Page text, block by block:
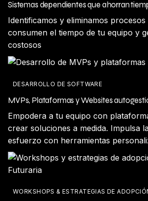
Sistemas dependientes que ahorran
Identificamos y eliminamos
consumen el tiempo de tu equipo y
costosos
DESARROLLO DE SOFTWARE
MVPs, Plataformas y Websites
Empodera a tu equipo con
crear soluciones a medida. Impulsa
esfuerzo con herramientas
WORKSHOPS & ESTRATEGIAS DE